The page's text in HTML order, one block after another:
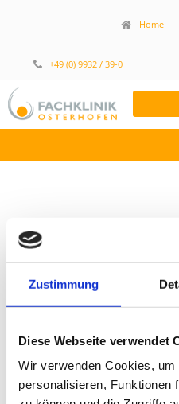
Zustimmung
Diese Webseite verwendet
Wir verwenden Cookies,
personalisieren, Funktionen
+49 (0) 9932 / 39-0
Home
01.
Hier wird der Mensch als
ganzheitlich behandelt. Es
in der Freizeit abzulenken,